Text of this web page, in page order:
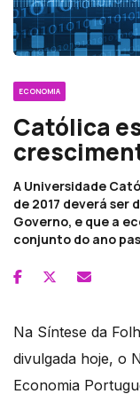
ECONOMIA
Católica
A Universidade
de 2017 deverá ser
Governo, e que a
conjunto do ano
Na Síntese da
divulgada hoje, o
Economia